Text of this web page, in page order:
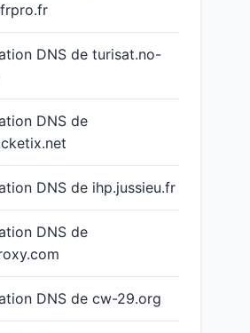
DNS de turisat.no-
DNS de
DNS de ihp.jussieu.fr
DNS de
DNS de cw-29.org